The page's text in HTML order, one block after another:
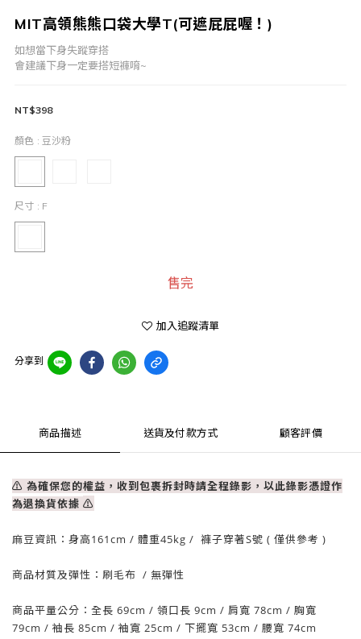
MIT高領熊熊口袋大學T(可遮屁屁喔！)
如想當下身失蹤穿搭
會建議下身一定要搭短褲唷~
NT$398
顏色 : 豆沙粉
尺寸 : F
售完
加入追蹤清單
分享到
商品描述 送貨及付款方式 顧客評價
⚠ 為確保您的權益，收到包裹拆封時請全程錄影，以此錄影憑證作
為退換貨依據 ⚠
麻豆資訊： 身高161cm / 體重45kg / 褲子穿著S號 ( 僅供參考 )
商品材質及彈性：刷毛布 / 無彈性
商品平量公分：全長 69cm / 領口長 9cm / 肩寬 78cm / 胸寬
79cm / 袖長 85cm / 袖寬 25cm / 下擺寬 53cm / 腰寬 74cm